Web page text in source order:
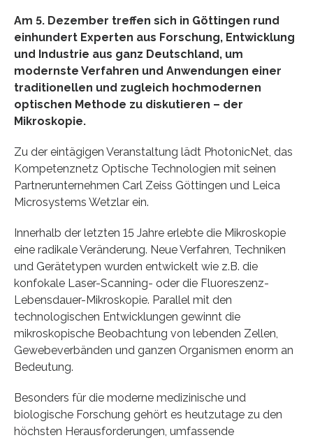
Am 5. Dezember treffen sich in Göttingen rund
einhundert Experten aus Forschung, Entwicklung
und Industrie aus ganz Deutschland, um
modernste Verfahren und Anwendungen einer
traditionellen und zugleich hochmodernen
optischen Methode zu diskutieren – der
Mikroskopie.
Zu der eintägigen Veranstaltung lädt PhotonicNet, das
Kompetenznetz Optische Technologien mit seinen
Partnerunternehmen Carl Zeiss Göttingen und Leica
Microsystems Wetzlar ein.
Innerhalb der letzten 15 Jahre erlebte die Mikroskopie
eine radikale Veränderung. Neue Verfahren, Techniken
und Gerätetypen wurden entwickelt wie z.B. die
konfokale Laser-Scanning- oder die Fluoreszenz-
Lebensdauer-Mikroskopie. Parallel mit den
technologischen Entwicklungen gewinnt die
mikroskopische Beobachtung von lebenden Zellen,
Gewebeverbänden und ganzen Organismen enorm an
Bedeutung.
Besonders für die moderne medizinische und
biologische Forschung gehört es heutzutage zu den
höchsten Herausforderungen, umfassende